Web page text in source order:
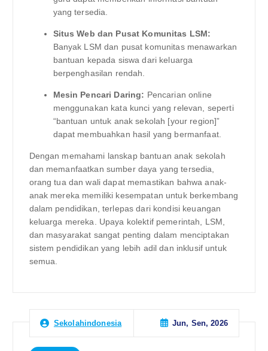
yang tersedia.
Situs Web dan Pusat Komunitas LSM:
Banyak LSM dan pusat komunitas menawarkan
bantuan kepada siswa dari keluarga
berpenghasilan rendah.
Mesin Pencari Daring: Pencarian online
menggunakan kata kunci yang relevan, seperti
“bantuan untuk anak sekolah [your region]”
dapat membuahkan hasil yang bermanfaat.
Dengan memahami lanskap bantuan anak sekolah
dan memanfaatkan sumber daya yang tersedia,
orang tua dan wali dapat memastikan bahwa anak-
anak mereka memiliki kesempatan untuk berkembang
dalam pendidikan, terlepas dari kondisi keuangan
keluarga mereka. Upaya kolektif pemerintah, LSM,
dan masyarakat sangat penting dalam menciptakan
sistem pendidikan yang lebih adil dan inklusif untuk
semua.
Sekolahindonesia Jun, Sen, 2026